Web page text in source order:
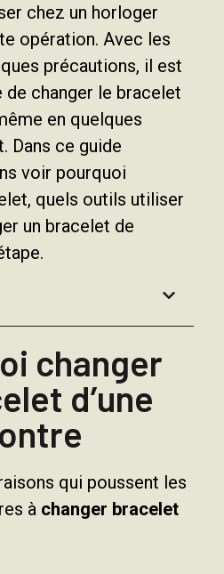
chez un horloger
opération. Avec les
précautions, il est
changer le bracelet
en quelques
Dans ce guide
voir pourquoi
quels outils utiliser
un bracelet de
changer
d’une
qui poussent les
à changer bracelet